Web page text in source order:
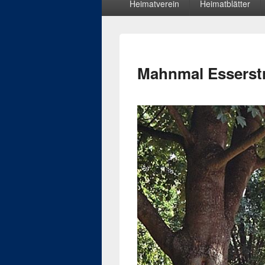
Heimatverein Heimatblätter
Mahnmal